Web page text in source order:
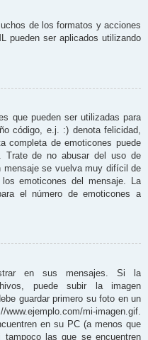
de los formatos y acciones
pueden ser aplicados utilizando
que pueden ser utilizadas para
código, e.j. :) denota felicidad,
completa de emoticones puede
Trate de no abusar del uso de
mensaje se vuelva muy difícil de
emoticones del mensaje. La
el número de emoticones a
en sus mensajes. Si la
puede subir la imagen
guardar primero su foto en un
mi-imagen.gif.
en su PC (a menos que
las que se encuentren